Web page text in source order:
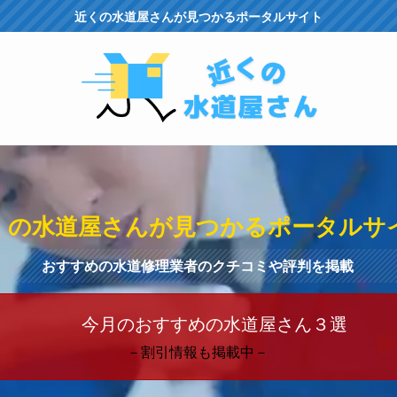
近くの水道屋さんが見つかるポータルサイト
の水道屋さんが見つかるポータルサ
おすすめの水道修理業者のクチコミや評判を掲載
今月のおすすめの水道屋さん３選
－割引情報も掲載中－